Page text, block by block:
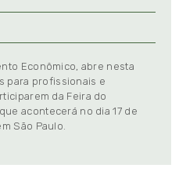
Econômico, abre nesta
para profissionais e
da Feira do
acontecerá no dia 17 de
São Paulo.